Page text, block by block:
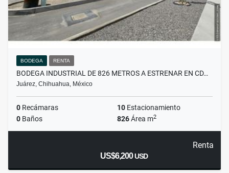
BODEGA RENTA
BODEGA INDUSTRIAL DE 826 METROS A ESTRENAR EN CD…
Juárez, Chihuahua, México
0 Recámaras 10 Estacionamiento
0 Baños 826Área m2
Renta
US$6,200USD